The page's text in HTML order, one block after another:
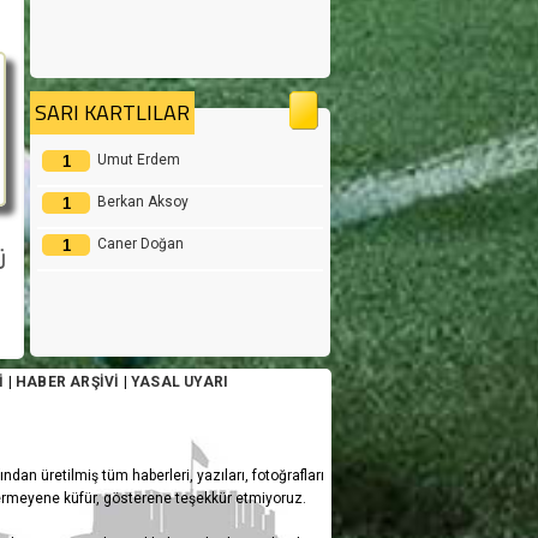
450 HAMZA YİĞİT AKMAN
360 Yılmaz Aktaş
318 Yasin Çekirge
282 Yusuf Deniz Şaş
206 Koraycan Akbaş
90 Yusuf Emre Narin
Altay Recep Çobaner
0 Haktan Şentürk
SARI KARTLILAR
1 Umut Erdem
1 Berkan Aksoy
1 Caner Doğan
HABER ARŞİVİ YASAL UYARI
üretilmiş tüm haberleri, yazıları, fotoğrafları
küfür, gösterene teşekkür etmiyoruz.